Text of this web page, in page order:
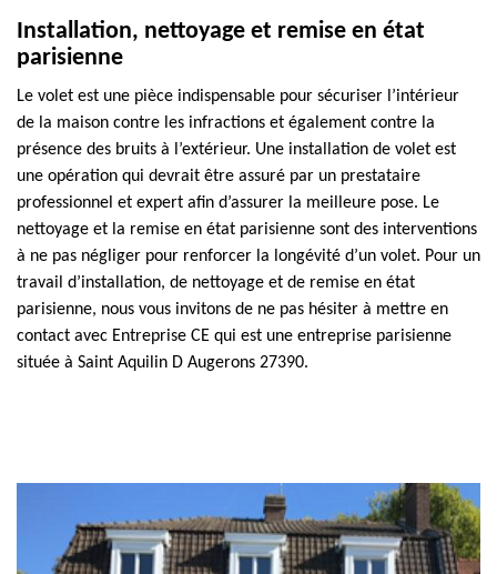
Installation, nettoyage et remise en état
parisienne
Le volet est une pièce indispensable pour sécuriser l’intérieur
de la maison contre les infractions et également contre la
présence des bruits à l’extérieur. Une installation de volet est
une opération qui devrait être assuré par un prestataire
professionnel et expert afin d’assurer la meilleure pose. Le
nettoyage et la remise en état parisienne sont des interventions
à ne pas négliger pour renforcer la longévité d’un volet. Pour un
travail d’installation, de nettoyage et de remise en état
parisienne, nous vous invitons de ne pas hésiter à mettre en
contact avec Entreprise CE qui est une entreprise parisienne
située à Saint Aquilin D Augerons 27390.